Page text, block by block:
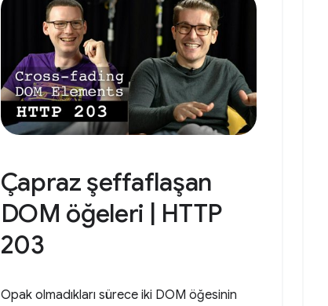
Çapraz şeffaflaşan
DOM öğeleri | HTTP
203
Opak olmadıkları sürece iki DOM öğesinin